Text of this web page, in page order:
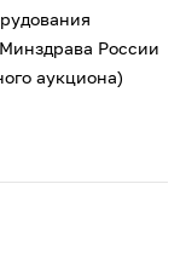
России
аукциона)